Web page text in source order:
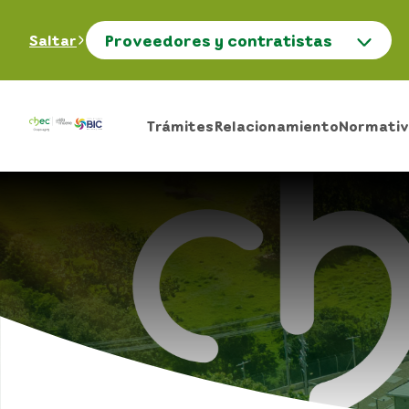
Saltar Proveedores y contratistas
TrámitesRelacionamiento